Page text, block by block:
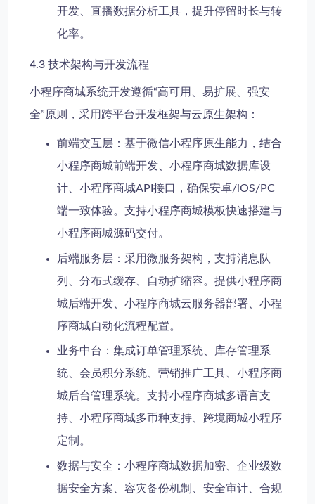
开发、直播数据分析工具，提升停留时长与转
化率。
4.3 技术架构与开发流程
小程序商城系统开发遵循“高可用、易扩展、强安
全”原则，采用跨平台开发框架与云原生架构：
前端交互层 ：基于微信小程序原生能力，结合
小程序商城前端开发、小程序商城数据库设
计、小程序商城API接口，确保安卓/iOS/PC
端一致体验。支持小程序商城模板快速搭建与
小程序商城源码交付。
后端服务层 ：采用微服务架构，支持消息队
列、分布式缓存、自动扩缩容。提供小程序商
城后端开发、小程序商城云服务器部署、小程
序商城自动化流程配置。
业务中台 ：集成订单管理系统、库存管理系
统、会员积分系统、营销推广工具、小程序商
城后台管理系统。支持小程序商城多语言支
持、小程序商城多币种支持、跨境商城小程序
定制。
数据与安全 ：小程序商城数据加密、企业级数
据安全方案、容灾备份机制、安全审计、合规